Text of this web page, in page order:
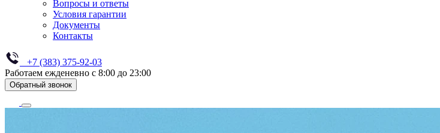
Вопросы и ответы
Условия гарантии
Документы
Контакты
+7 (383) 375-92-03
Работаем ежденевно с 8:00 до 23:00
Обратный звонок